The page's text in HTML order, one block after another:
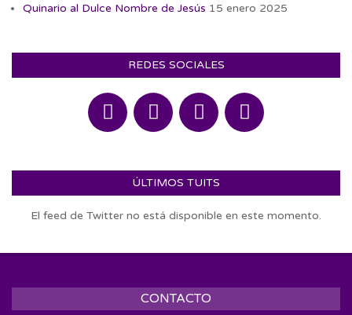
Quinario al Dulce Nombre de Jesús 15 enero 2025
REDES SOCIALES
ÚLTIMOS TUITS
El feed de Twitter no está disponible en este momento.
CONTACTO